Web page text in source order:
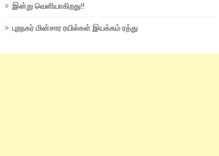
இன்று வெளியாகிறது!!
புறநகர் மின்சார ரயில்கள் இயக்கம் ரத்து